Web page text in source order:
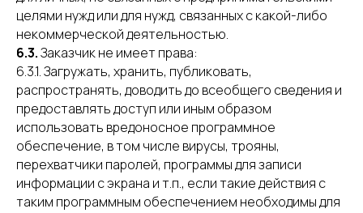
целями нужд или для нужд, связанных с какой-либо
некоммерческой деятельностью.
6.3.Заказчик не имеет права:
6.3.1. Загружать, хранить, публиковать,
распространять, доводить до всеобщего сведения и
предоставлять доступ или иным образом
использовать вредоносное программное
обеспечение, в том числе вирусы, трояны,
перехватчики паролей, программы для записи
информации с экрана и т.п., если такие действия с
таким программным обеспечением необходимы для